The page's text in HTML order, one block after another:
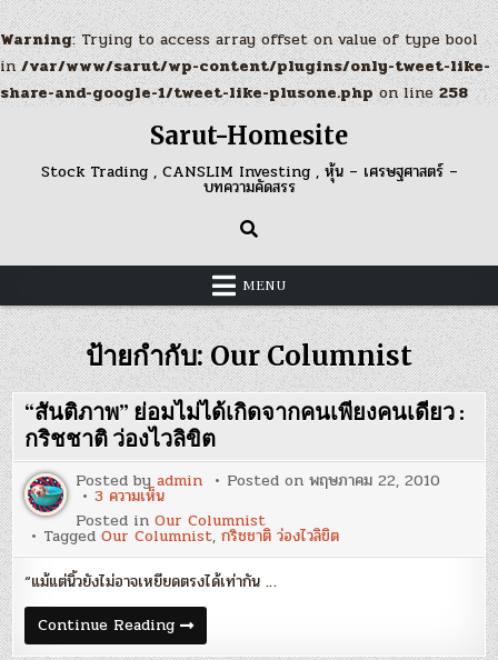
Warning: Trying to access array offset on value of type bool
in/var/www/sarut/wp-content/plugins/only-tweet-like-
share-and-google-1/tweet-like-plusone.phpon line258
content
Sarut-Homesite
Stock Trading , CANSLIM Investing , หุ้น – เศรษฐศาสตร์ –
บทความคัดสรร
MENU
ป้ายกำกับ:Our Columnist
“สันติภาพ” ย่อมไม่ได้เกิดจากคนเพียงคนเดียว :
กริชชาติ ว่องไวลิขิต
Posted byadmin Posted onพฤษภาคม 22, 2010
3 ความเห็นบน
“สันติภาพ”
ย่อม
ไม่
ได้
เกิด
จาก
คน
เพียง
คน
เดียว
Posted inOur Columnist
TaggedOur Columnist,กริชชาติ ว่องไวลิขิต
“แม้แต่นิ้วยังไม่อาจเหยียดตรงได้เท่ากัน …
Continue Reading“สันติภาพ”
ย่อม
ไม่